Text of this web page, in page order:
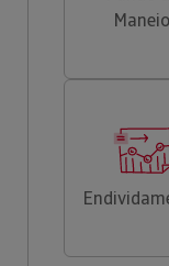
Maneio